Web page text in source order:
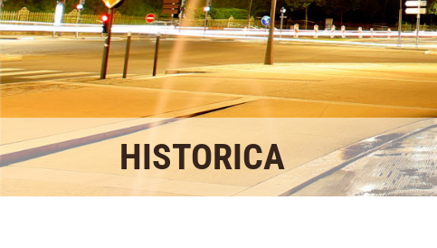
HISTORICA